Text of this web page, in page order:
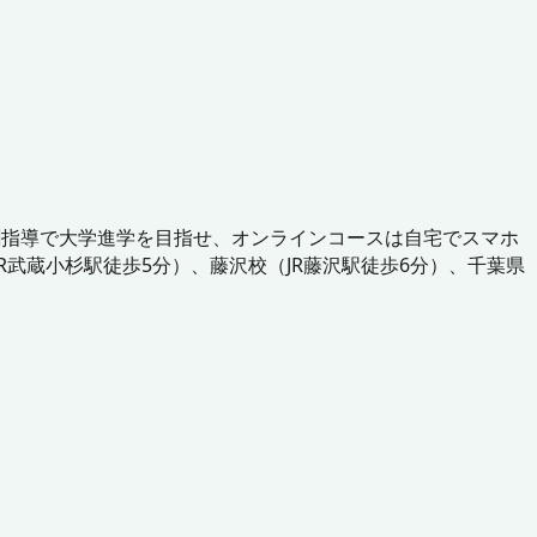
導で大学進学を目指せ、オンラインコースは自宅でスマホ
蔵小杉駅徒歩5分）、藤沢校（JR藤沢駅徒歩6分）、千葉県